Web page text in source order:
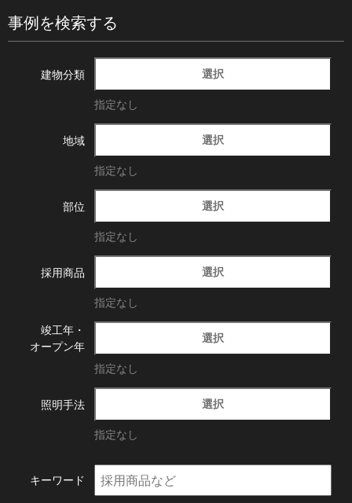
事例を検索する
建物分類 選択
指定なし
地域 選択
指定なし
部位 選択
指定なし
採用商品 選択
指定なし
竣工年・
オープン年
選択
指定なし
照明手法 選択
指定なし
キーワード